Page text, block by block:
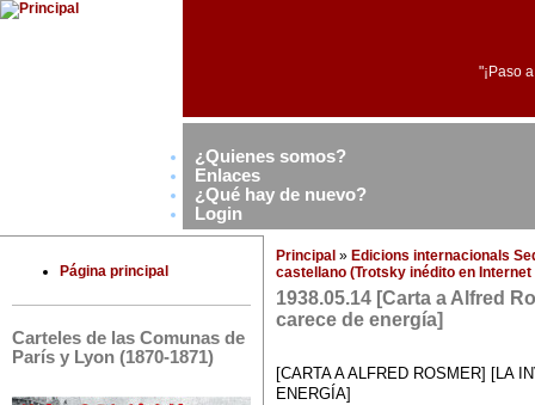
"¡Paso
¿Quienes somos?
Enlaces
¿Qué hay de nuevo?
Login
Página principal
Carteles de las Comunas de
París y Lyon (1870-1871)
Principal » Edicions internacionals
castellano (Trotsky inédito en
1938.05.14 [Carta a Alfred
carece de energía]
[CARTA A ALFRED ROSMER] [LA
ENERGÍA]